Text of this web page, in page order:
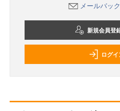
メールバッ
新規会員登
ログ